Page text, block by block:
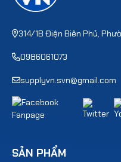
314/1B Điện Biên Phủ,
0986061073
supplyvn.svn@gmail.com
SẢN PHẨM